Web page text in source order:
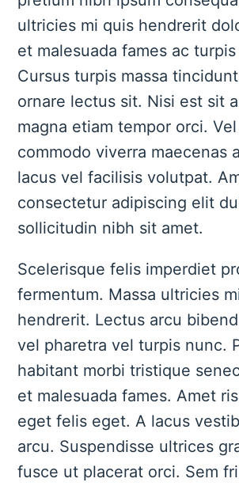
ultricies mi quis hendrerit
et malesuada fames ac
Cursus turpis massa
ornare lectus sit. Nisi est sit
magna etiam tempor orci.
commodo viverra maecenas
lacus vel facilisis volutpat.
consectetur adipiscing elit
sollicitudin nibh sit amet.
Scelerisque felis imperdiet
fermentum. Massa ultricies
hendrerit. Lectus arcu
vel pharetra vel turpis nunc.
habitant morbi tristique
et malesuada fames. Amet
eget felis eget. A lacus
arcu. Suspendisse ultrices
fusce ut placerat orci. Sem